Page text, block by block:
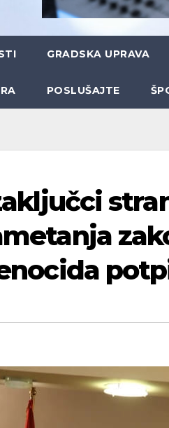
GRADSKA UPRAVA
POSLUŠAJTE